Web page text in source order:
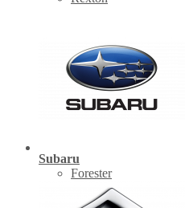
Subaru
Forester